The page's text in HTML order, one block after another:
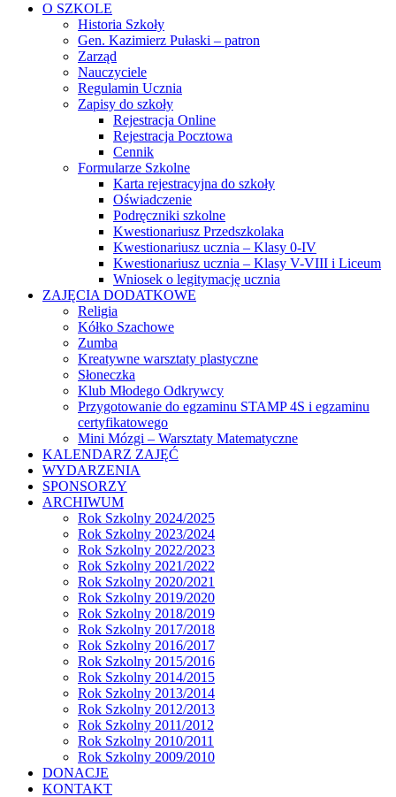
O SZKOLE
Historia Szkoły
Gen. Kazimierz Pułaski – patron
Zarząd
Nauczyciele
Regulamin Ucznia
Zapisy do szkoły
Rejestracja Online
Rejestracja Pocztowa
Cennik
Formularze Szkolne
Karta rejestracyjna do szkoły
Oświadczenie
Podręczniki szkolne
Kwestionariusz Przedszkolaka
Kwestionariusz ucznia – Klasy 0-IV
Kwestionariusz ucznia – Klasy V-VIII i Liceum
Wniosek o legitymację ucznia
ZAJĘCIA DODATKOWE
Religia
Kółko Szachowe
Zumba
Kreatywne warsztaty plastyczne
Słoneczka
Klub Młodego Odkrywcy
Przygotowanie do egzaminu STAMP 4S i egzaminu
certyfikatowego
Mini Mózgi – Warsztaty Matematyczne
KALENDARZ ZAJĘĆ
WYDARZENIA
SPONSORZY
ARCHIWUM
Rok Szkolny 2024/2025
Rok Szkolny 2023/2024
Rok Szkolny 2022/2023
Rok Szkolny 2021/2022
Rok Szkolny 2020/2021
Rok Szkolny 2019/2020
Rok Szkolny 2018/2019
Rok Szkolny 2017/2018
Rok Szkolny 2016/2017
Rok Szkolny 2015/2016
Rok Szkolny 2014/2015
Rok Szkolny 2013/2014
Rok Szkolny 2012/2013
Rok Szkolny 2011/2012
Rok Szkolny 2010/2011
Rok Szkolny 2009/2010
DONACJE
KONTAKT